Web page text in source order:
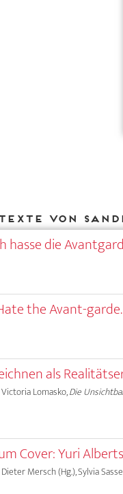
von
hasse die
the Avant-
als
Lomasko,Die
Cover: Yuri
Mersch (Hg.), Sylvia